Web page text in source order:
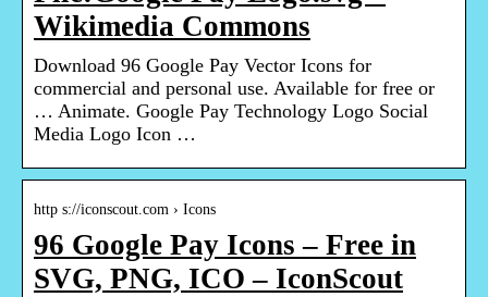
Wikimedia Commons
Download 96 Google Pay Vector Icons for
commercial and personal use. Available for free or
… Animate. Google Pay Technology Logo Social
Media Logo Icon …
http s://iconscout.com › Icons
96 Google Pay Icons – Free in
SVG, PNG, ICO – IconScout